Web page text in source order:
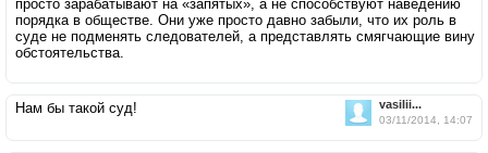
просто зарабатывают на «запятых», а не способствуют наведению
порядка в обществе. Они уже просто давно забыли, что их роль в
суде не подменять следователей, а представлять смягчающие вину
обстоятельства.
vasilii...
03/11/2014, 14:07
Нам бы такой суд!